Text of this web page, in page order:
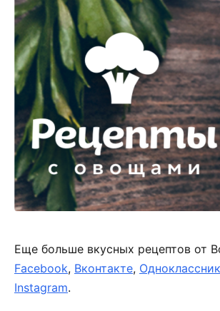
Еще больше вкусных рецептов от
Facebook, Вконтакте,
Instagram.